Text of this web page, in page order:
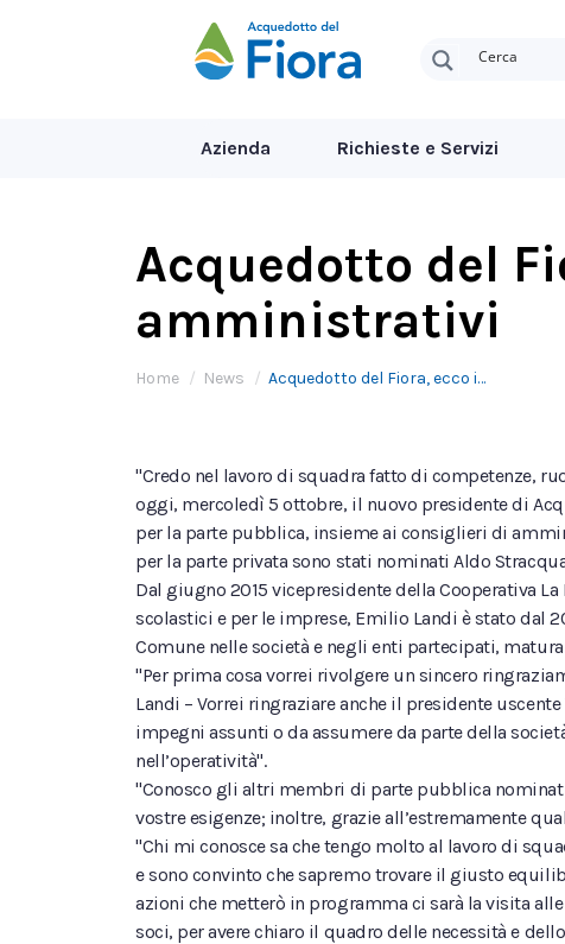
Azienda Richieste e Servizi
Acquedotto del
amministrativi
Tu sei qui:
Home News Acquedotto del Fiora, ecco i…
"Credo nel lavoro di squadra fatto di competenze,
oggi, mercoledì 5 ottobre, il nuovo presidente di
per la parte pubblica, insieme ai consiglieri di
per la parte privata sono stati nominati Aldo
Dal giugno 2015 vicepresidente della Cooperativa
scolastici e per le imprese, Emilio Landi è stato dal
Comune nelle società e negli enti partecipati,
"Per prima cosa vorrei rivolgere un sincero
Landi – Vorrei ringraziare anche il presidente
impegni assunti o da assumere da parte della
nell’operatività".
"Conosco gli altri membri di parte pubblica
vostre esigenze; inoltre, grazie all’estremamente
"Chi mi conosce sa che tengo molto al lavoro di
e sono convinto che sapremo trovare il giusto
azioni che metterò in programma ci sarà la visita
soci, per avere chiaro il quadro delle necessità e